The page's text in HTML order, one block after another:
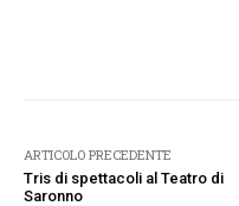
ARTICOLO PRECEDENTE
Tris di spettacoli al Teatro di
Saronno